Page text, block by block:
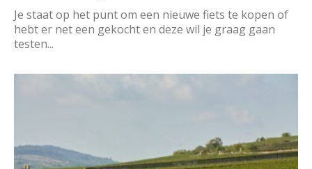
Je staat op het punt om een nieuwe fiets te kopen of
hebt er net een gekocht en deze wil je graag gaan
testen...